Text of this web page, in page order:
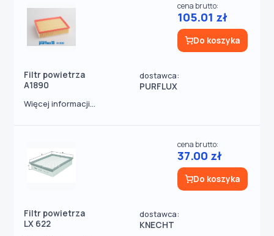
Filtr powietrza
A1890
dostawca:
PURFLUX
cena brutto:
105.01 zł
Do koszyka
Więcej informacji...
Filtr powietrza
LX 622
dostawca:
KNECHT
cena brutto:
37.00 zł
Do koszyka